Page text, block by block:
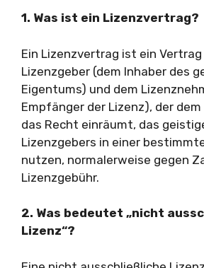
1. Was ist ein Lizenzvertrag?
Ein Lizenzvertrag ist ein
Lizenzgeber (dem Inhaber des
Eigentums) und dem
Empfänger der Lizenz), der
das Recht einräumt, das
Lizenzgebers in einer
nutzen, normalerweise gegen
Lizenzgebühr.
2. Was bedeutet „nicht
Lizenz“?